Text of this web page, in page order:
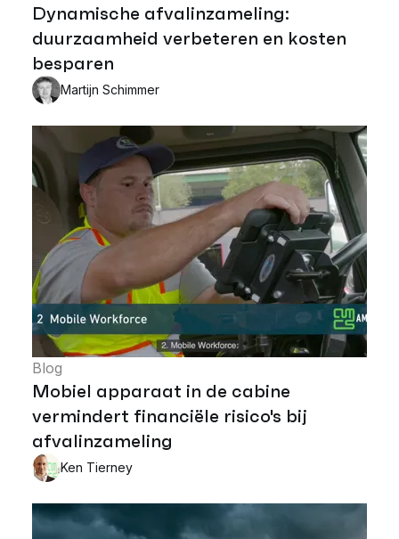
Dynamische afvalinzameling:
duurzaamheid verbeteren en kosten
besparen
Martijn Schimmer
Blog
Mobiel apparaat in de cabine
vermindert financiële risico's bij
afvalinzameling
Ken Tierney